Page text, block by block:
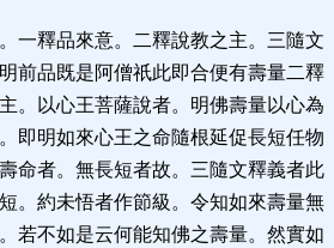
一釋品來意。二釋說教之主。三隨文
前品既是阿僧祇此即合便有壽量二釋
。以心王菩薩說者。明佛壽量以心為
即明如來心王之命隨根延促長短任物
命者。無長短者故。三隨文釋義者此
。約未悟者作節級。令知如來壽量無
若不如是云何能知佛之壽量。然實如